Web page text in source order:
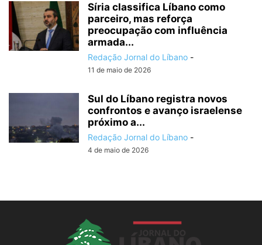
Síria classifica Líbano como
parceiro, mas reforça
preocupação com influência
armada...
Redação Jornal do Líbano -
11 de maio de 2026
Sul do Líbano registra novos
confrontos e avanço israelense
próximo a...
Redação Jornal do Líbano -
4 de maio de 2026